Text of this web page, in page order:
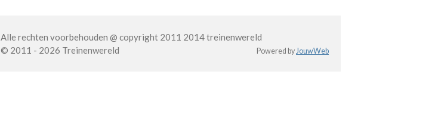
Alle rechten voorbehouden @ copyright 2011 2014 treinenwereld
© 2011 - 2026 Treinenwereld
Powered by JouwWeb